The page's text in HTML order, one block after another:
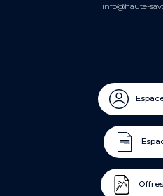
info@haute-